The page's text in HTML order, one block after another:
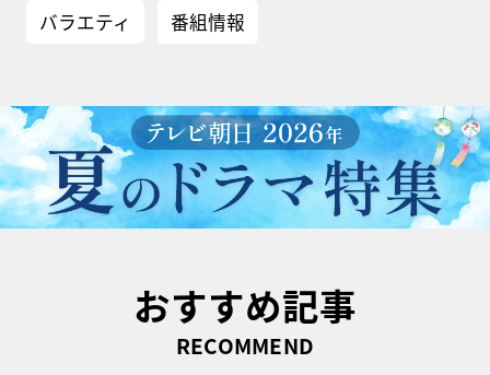
バラエティ 番組情報
おすすめ記事
RECOMMEND